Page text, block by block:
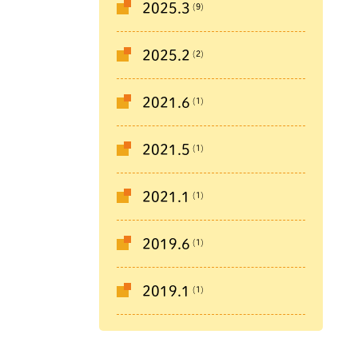
2025.3 (9)
2025.2 (2)
2021.6 (1)
2021.5 (1)
2021.1 (1)
2019.6 (1)
2019.1 (1)